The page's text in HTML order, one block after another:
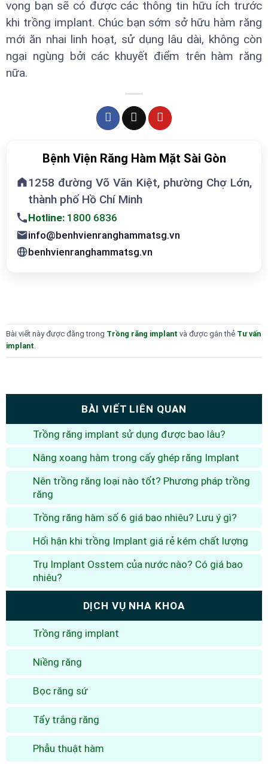
vọng bạn sẽ có được các thông tin hữu ích trước
khi trồng implant. Chúc bạn sớm sở hữu hàm răng
mới ăn nhai linh hoạt, sử dụng lâu dài, không còn
ngại ngùng bởi các khuyết điểm trên hàm răng
nữa.
Bệnh Viện Răng Hàm Mặt Sài Gòn
1258 đường Võ Văn Kiệt, phường Chợ Lớn,
thành phố Hồ Chí Minh
Hotline: 1800 6836
info@benhvienranghammatsg.vn
benhvienranghammatsg.vn
Bài viết này được đăng trong Trồng răng implant và được gắn thẻ Tư vấn
implant.
BÀI VIẾT LIÊN QUAN
Trồng răng implant sử dụng được bao lâu?
Nâng xoang hàm trong cấy ghép răng Implant
Nên trồng răng loại nào tốt? Phương pháp trồng
răng
Trồng răng hàm số 6 giá bao nhiêu? Lưu ý gì?
Hối hận khi trồng Implant giá rẻ kém chất lượng
Trụ Implant Osstem của nước nào? Có giá bao
nhiêu?
DỊCH VỤ NHA KHOA
Trồng răng implant
Niềng răng
Bọc răng sứ
Tẩy trắng răng
Phẫu thuật hàm